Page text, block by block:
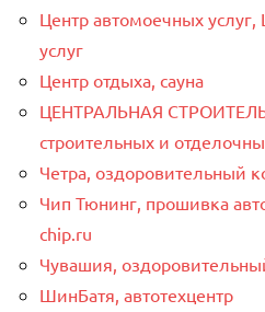
Центр автомоечных
услуг
Центр отдыха, сауна
ЦЕНТРАЛЬНАЯ
строительных и
Четра, оздоровительный
Чип Тюнинг, прошивка
chip.ru
Чувашия,
ШинБатя, автотехцентр